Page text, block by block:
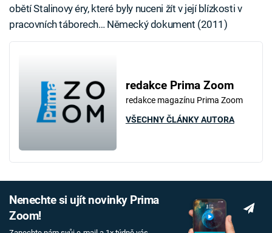
obětí Stalinovy éry, které byly nuceni žít v její blízkosti v
pracovních táborech… Německý dokument (2011)
redakce Prima Zoom
redakce magazínu Prima Zoom
VŠECHNY ČLÁNKY AUTORA
Nenechte si ujít novinky Prima
Zoom!